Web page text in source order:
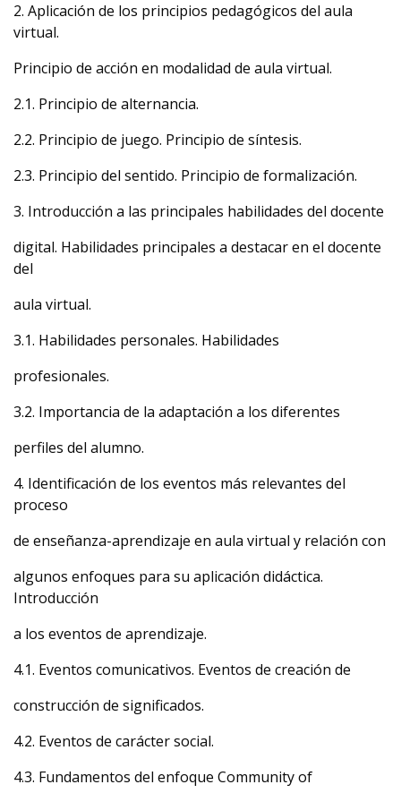
2. Aplicación de los principios pedagógicos del aula
virtual.
Principio de acción en modalidad de aula virtual.
2.1. Principio de alternancia.
2.2. Principio de juego. Principio de síntesis.
2.3. Principio del sentido. Principio de formalización.
3. Introducción a las principales habilidades del docente
digital. Habilidades principales a destacar en el docente
del
aula virtual.
3.1. Habilidades personales. Habilidades
profesionales.
3.2. Importancia de la adaptación a los diferentes
perfiles del alumno.
4. Identificación de los eventos más relevantes del
proceso
de enseñanza-aprendizaje en aula virtual y relación con
algunos enfoques para su aplicación didáctica.
Introducción
a los eventos de aprendizaje.
4.1. Eventos comunicativos. Eventos de creación de
construcción de significados.
4.2. Eventos de carácter social.
4.3. Fundamentos del enfoque Community of